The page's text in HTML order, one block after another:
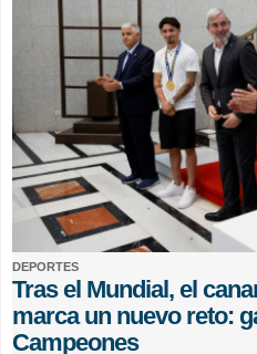
DEPORTES
Tras el Mundial, el
marca un nuevo reto:
Campeones